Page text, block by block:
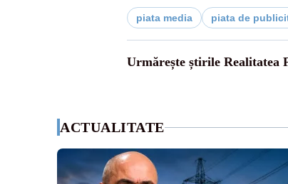
piata media piata de
Urmărește știrile Realitatea
ACTUALITATE